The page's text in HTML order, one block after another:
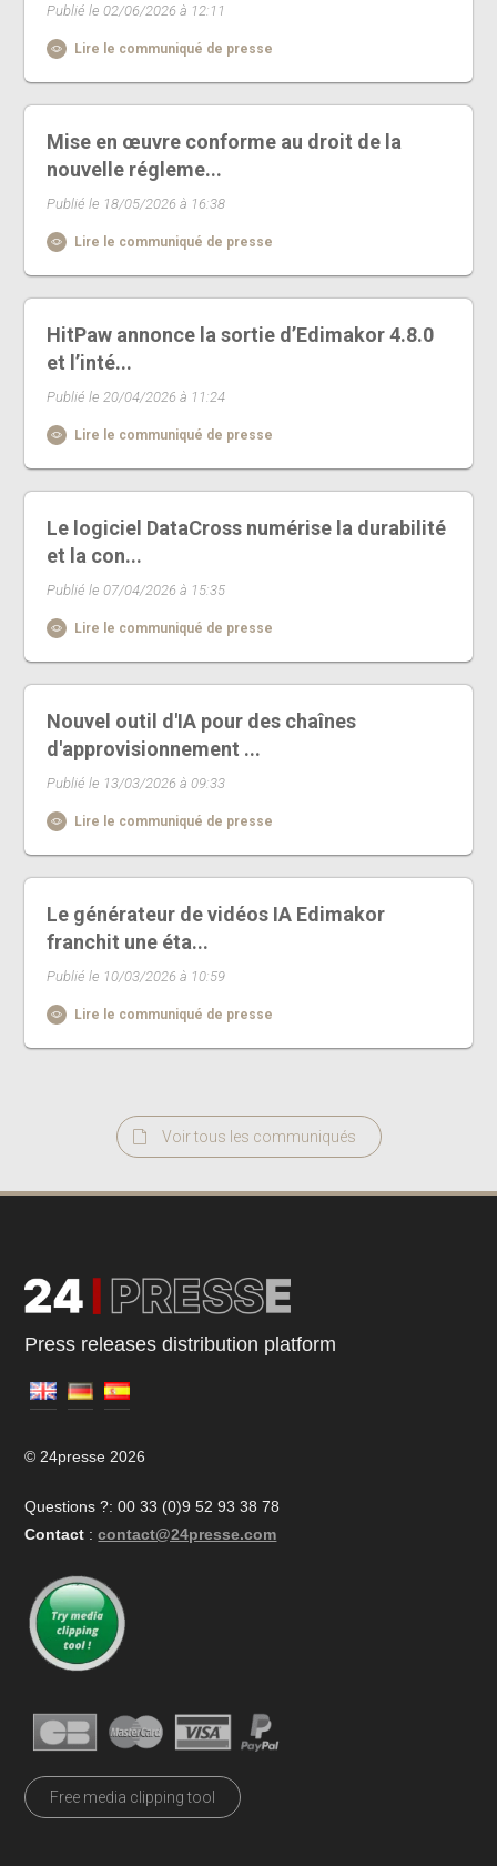
Publié le 02/06/2026 à 12:11
Lire le communiqué de presse
Mise en œuvre conforme au droit de la
nouvelle régleme...
Publié le 18/05/2026 à 16:38
Lire le communiqué de presse
HitPaw annonce la sortie d’Edimakor 4.8.0
et l’inté...
Publié le 20/04/2026 à 11:24
Lire le communiqué de presse
Le logiciel DataCross numérise la durabilité
et la con...
Publié le 07/04/2026 à 15:35
Lire le communiqué de presse
Nouvel outil d'IA pour des chaînes
d'approvisionnement ...
Publié le 13/03/2026 à 09:33
Lire le communiqué de presse
Le générateur de vidéos IA Edimakor
franchit une éta...
Publié le 10/03/2026 à 10:59
Lire le communiqué de presse
Voir tous les communiqués
Press releases distribution platform
© 24presse 2026
Questions ?: 00 33 (0)9 52 93 38 78
Contact : contact@24presse.com
Free media clipping tool